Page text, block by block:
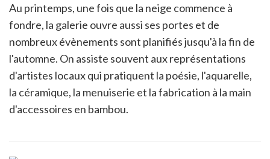
Au printemps, une fois que la neige commence à
fondre, la galerie ouvre aussi ses portes et de
nombreux évènements sont planifiés jusqu'à la fin de
l'automne. On assiste souvent aux représentations
d'artistes locaux qui pratiquent la poésie, l'aquarelle,
la céramique, la menuiserie et la fabrication à la main
d'accessoires en bambou.